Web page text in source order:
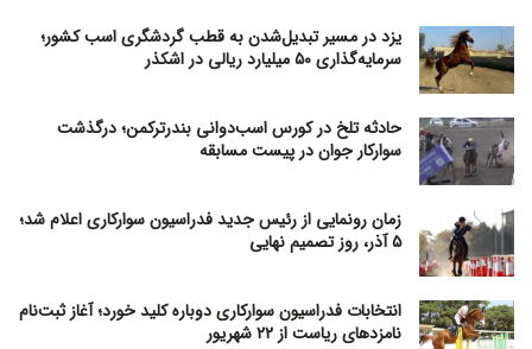
یزد در مسیر تبدیل‌شدن به قطب گردشگری اسب کشور؛
سرمایه‌گذاری ۵۰ میلیارد ریالی در اشکذر
حادثه تلخ در کورس اسب‌دوانی بندرترکمن؛ درگذشت
سوارکار جوان در پیست مسابقه
زمان رونمایی از رئیس جدید فدراسیون سوارکاری اعلام شد؛
۵ آذر، روز تصمیم نهایی
انتخابات فدراسیون سوارکاری دوباره کلید خورد؛ آغاز ثبت‌نام
نامزدهای ریاست از ۲۲ شهریور